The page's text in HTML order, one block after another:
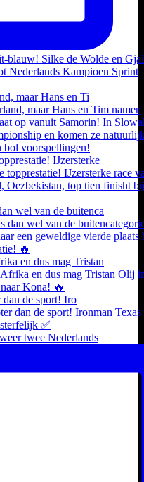
maar Hans en Ti
IJzersterke
wel van de buitenca
en dus mag Tristan
de sport! Iro
twee Nederlands